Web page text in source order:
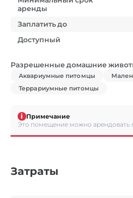
аренды
Заплатить до
Доступный
Разрешенные домашние
Аквариумные питомцы
Террариумные питомцы
i Примечание
Это помещение можно арендовать
Затраты